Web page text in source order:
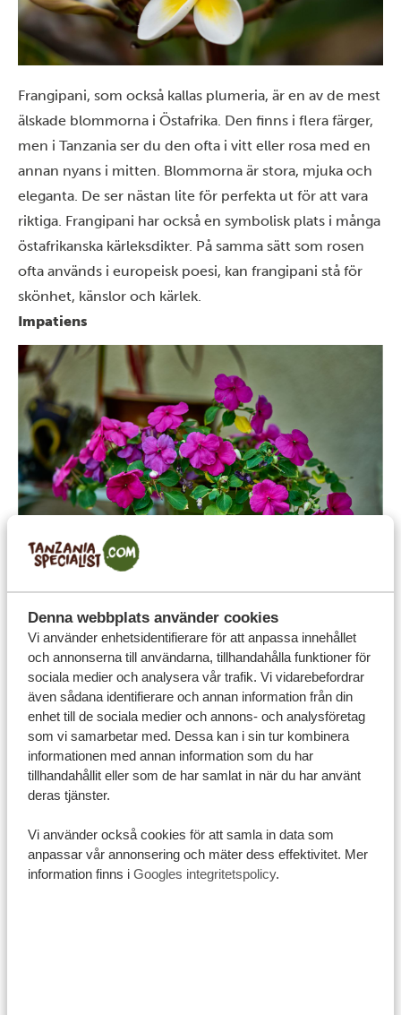
Denna webbplats använder cookies
Vi använder enhetsidentifierare för att anpassa innehållet
och annonserna till användarna, tillhandahålla funktioner för
sociala medier och analysera vår trafik. Vi vidarebefordrar
även sådana identifierare och annan information från din
enhet till de sociala medier och annons- och analysföretag
som vi samarbetar med. Dessa kan i sin tur kombinera
informationen med annan information som du har
tillhandahållit eller som de har samlat in när du har använt
deras tjänster.
Vi använder också cookies för att samla in data som
anpassar vår annonsering och mäter dess effektivitet. Mer
information finns i Googles integritetspolicy.
Frangipani, som också kallas plumeria, är en av de mest
älskade blommorna i Östafrika. Den finns i flera färger,
men i Tanzania ser du den ofta i vitt eller rosa med en
annan nyans i mitten. Blommorna är stora, mjuka och
eleganta. De ser nästan lite för perfekta ut för att vara
riktiga. Frangipani har också en symbolisk plats i många
östafrikanska kärleksdikter. På samma sätt som rosen
ofta används i europeisk poesi, kan frangipani stå för
skönhet, känslor och kärlek.
Impatiens
Frangipani, som också kallas plumeria, är en av de mest
älskade blommorna i Östafrika. Den finns i flera färger,
men i Tanzania ser du den ofta i vitt eller rosa med en
annan nyans i mitten. Blommorna är stora, mjuka och
eleganta. De ser nästan lite för perfekta ut för att vara
riktiga. Frangipani har också en symbolisk plats i många
östafrikanska kärleksdikter. På samma sätt som rosen
ofta används i europeisk poesi, kan frangipani stå för
Adenium Obesum